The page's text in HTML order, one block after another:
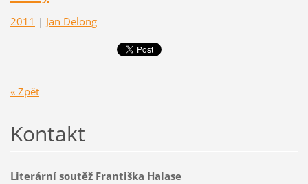
2011 | Jan Delong
« Zpět
Kontakt
Literární soutěž Františka Halase